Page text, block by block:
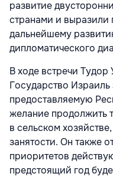
развитие
странами и выразили
дальнейшему
дипломатического
В ходе встречи Тудор
Государство
предоставляемую
желание продолжить
в сельском
занятости. Он также
приоритетов
предстоящий год